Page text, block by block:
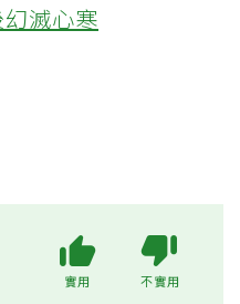
滅心寒
實用 不實用